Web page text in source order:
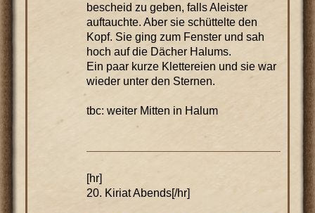
bescheid zu geben, falls Aleister
auftauchte. Aber sie schüttelte den
Kopf. Sie ging zum Fenster und sah
hoch auf die Dächer Halums.
Ein paar kurze Klettereien und sie war
wieder unter den Sternen.
tbc: weiter Mitten in Halum
[hr]
20. Kiriat Abends[/hr]